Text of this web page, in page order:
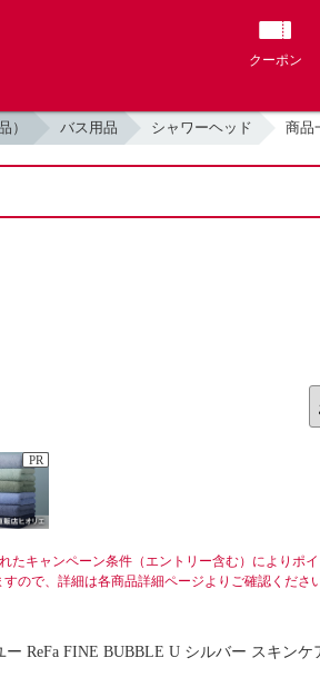
クーポン
） バス用品 シャワーヘッド 商品
PR
キャンペーン条件（エントリー含む）によりポ
ので、詳細は各商品詳細ページよりご確認ください